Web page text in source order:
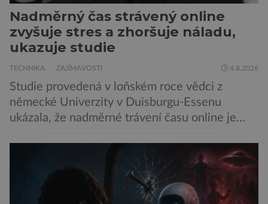
Nadměrný čas strávený online
zvyšuje stres a zhoršuje náladu,
ukazuje studie
TECHNIKA ZAJÍMAVOSTI 4.8.2026
Studie provedená v loňském roce vědci z
německé Univerzity v Duisburgu-Essenu
ukázala, že nadměrné trávení času online je
vede k zanedbávání dalších aktivit. Zúčastnilo
se jí 900 dospělých Němců, kteří uvedli, že se v
posledním roce alespoň jednou zapojili do hraní
her, sledování pornografie, sledování sociálních